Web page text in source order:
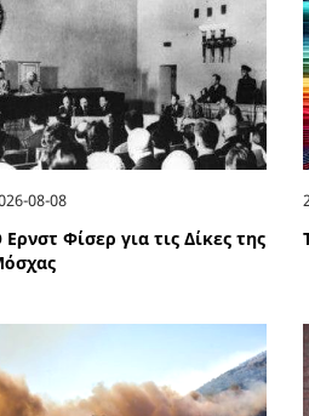
08-08
Ερνστ Φίσερ για τις Δίκες της